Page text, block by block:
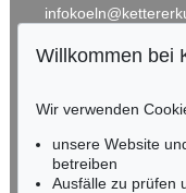
RHEINLAND-
Miriam Heß
Tel.: +49 (0)62 21
Fax: +49 (0)62 21
Willkommen bei
Wir verwenden
unsere Website
betreiben
Ausfälle zu prüfen